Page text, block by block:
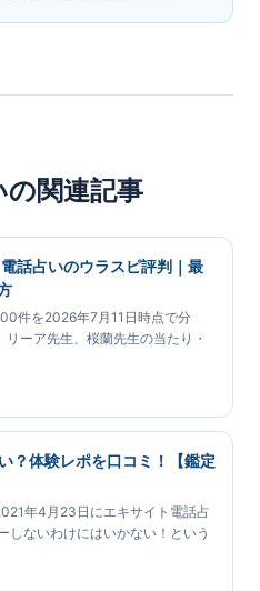
関連記事
話占いのウラスピ評判｜最
件を2026年7月11日時点で分
ーア先生、桜蘭先生の当たり・
？体験レポを口コミ！【鑑定
年4月23日にエキサイト電話占
しないわけにはいかない！という